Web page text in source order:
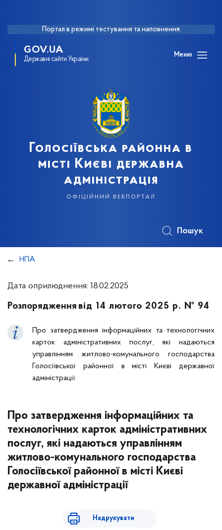
Портал в режимі тестування та наповнення
GOV.UA
Державні сайти України
Меню
Голосіївська районна в
місті Києві державна
адміністрація
офіційний вебпортал
Пошук
НПА
Дата оприлюднення: 18.02.2025
Розпорядження від 14 лютого 2025 р. № 94
Про затвердження інформаційних та технологічних
карток адміністративних послуг, які надаються
управлінням житлово-комунального господарства
Голосіївської районної в місті Києві державної
адміністрації
Про затвердження інформаційних та
технологічних карток адміністративних
послуг, які надаються управлінням
житлово-комунального господарства
Голосіївської районної в місті Києві
державної адміністрації
Надрукувати